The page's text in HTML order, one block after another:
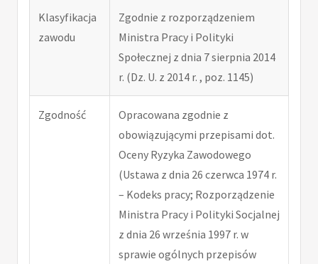
Klasyfikacja
zawodu
Zgodnie z rozporządzeniem
Ministra Pracy i Polityki
Społecznej z dnia 7 sierpnia 2014
r. (Dz. U. z 2014 r. , poz. 1145)
Zgodność
Opracowana zgodnie z
obowiązującymi przepisami dot.
Oceny Ryzyka Zawodowego
(Ustawa z dnia 26 czerwca 1974 r.
– Kodeks pracy; Rozporządzenie
Ministra Pracy i Polityki Socjalnej
z dnia 26 września 1997 r. w
sprawie ogólnych przepisów